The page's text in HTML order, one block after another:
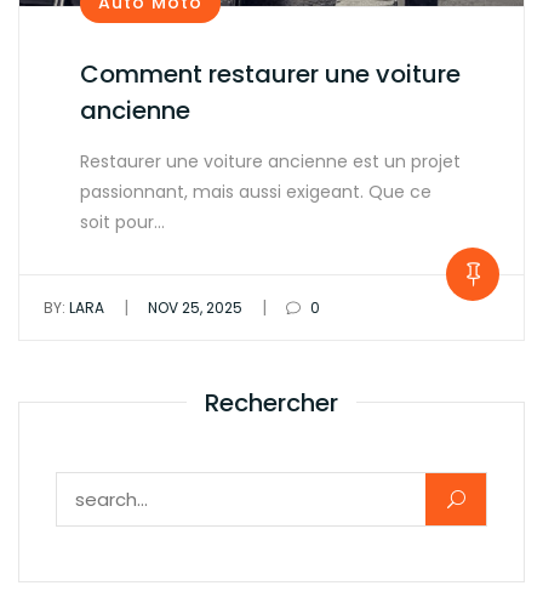
Comment restaurer une voiture
ancienne
Restaurer une voiture ancienne est un projet
passionnant, mais aussi exigeant. Que ce
soit pour…
BY: LARA | NOV 25, 2025 | 0
Rechercher